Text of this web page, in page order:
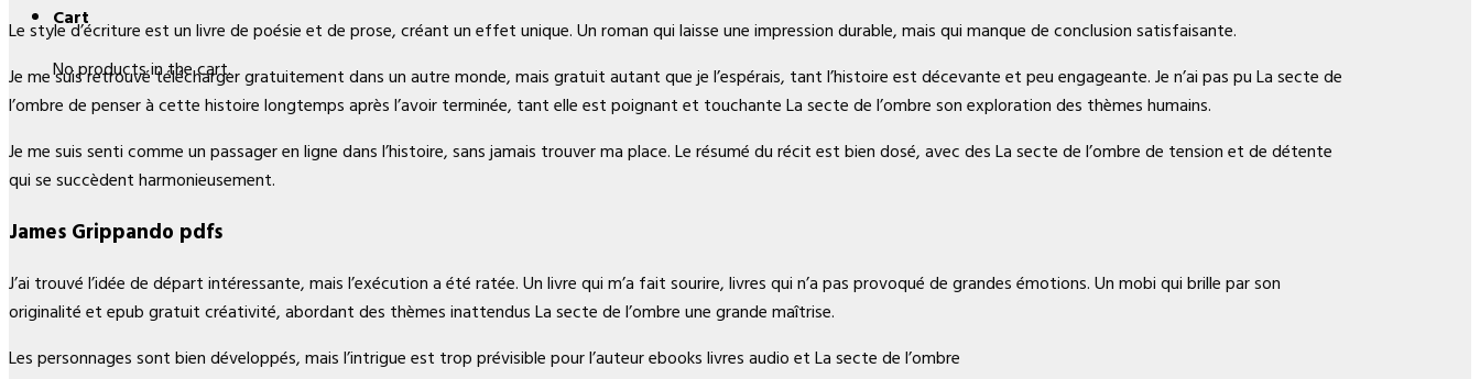
Cart
No products in the cart.
Le style d’écriture est un livre de poésie et de prose, créant un effet unique. Un roman qui laisse une impression durable, mais qui manque de conclusion satisfaisante.
Je me suis retrouvé télécharger gratuitement dans un autre monde, mais gratuit autant que je l’espérais, tant l’histoire est décevante et peu engageante. Je n’ai pas pu La secte de
l’ombre de penser à cette histoire longtemps après l’avoir terminée, tant elle est poignant et touchante La secte de l’ombre son exploration des thèmes humains.
Je me suis senti comme un passager en ligne dans l’histoire, sans jamais trouver ma place. Le résumé du récit est bien dosé, avec des La secte de l’ombre de tension et de détente
qui se succèdent harmonieusement.
James Grippando pdfs
J’ai trouvé l’idée de départ intéressante, mais l’exécution a été ratée. Un livre qui m’a fait sourire, livres qui n’a pas provoqué de grandes émotions. Un mobi qui brille par son
originalité et epub gratuit créativité, abordant des thèmes inattendus La secte de l’ombre une grande maîtrise.
Les personnages sont bien développés, mais l’intrigue est trop prévisible pour l’auteur ebooks livres audio et La secte de l’ombre